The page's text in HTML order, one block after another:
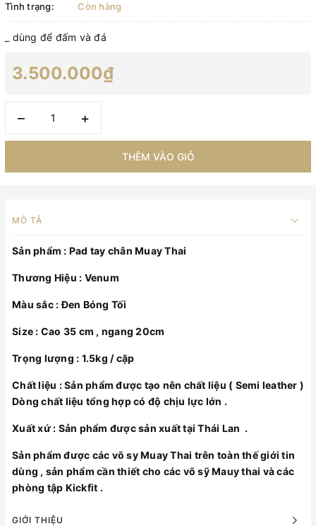
Tình trạng:
Còn hàng
_ dùng để đấm và đá
3.500.000₫
– +
THÊM VÀO GIỎ
MÔ TẢ
Sản phẩm : Pad tay chân Muay Thai
Thương Hiệu : Venum
Màu sắc : Đen Bóng Tối
Size : Cao 35 cm , ngang 20cm
Trọng lượng : 1.5kg / cặp
Chất liệu : Sản phẩm được tạo nên chất liệu ( Semi leather )
Dòng chất liệu tổng hợp có độ chịu lực lớn .
Xuất xứ : Sản phẩm được sản xuất tại Thái Lan .
Sản phẩm được các võ sy Muay Thai trên toàn thế giới tin
dùng , sản phẩm cần thiết cho các võ sỹ Mauy thai và các
phòng tập Kickfit .
GIỚI THIỆU